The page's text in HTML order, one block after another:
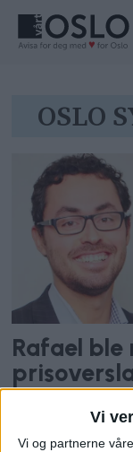
Vi
Vi og partnerne
Tag:
oslo
OSLO
Rafael ble
folk over